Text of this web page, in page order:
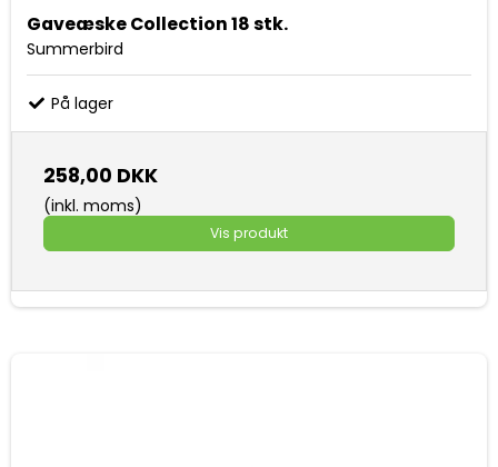
Gaveæske Collection 18 stk.
Summerbird
På lager
258,00 DKK
(inkl. moms)
Vis produkt